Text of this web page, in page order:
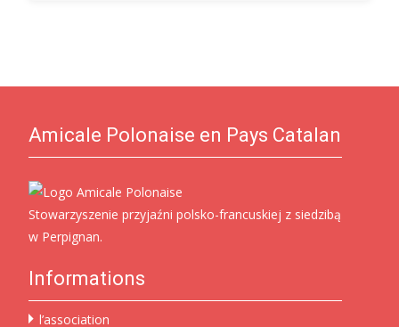
Amicale Polonaise en Pays Catalan
Stowarzyszenie przyjaźni polsko-francuskiej z siedzibą
w Perpignan.
Informations
l’association